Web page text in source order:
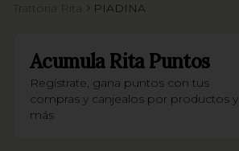
Trattoria Rita PIADINA
AcumulaRita Puntos
Regístrate, gana puntos con tus
compras y canjealos por productos y
más